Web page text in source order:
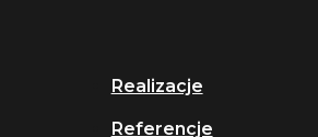
Realizacje
Referencje